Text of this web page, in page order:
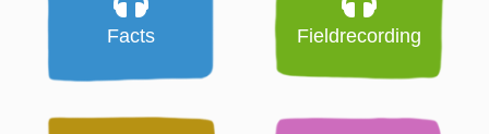
Facts Fieldrecording